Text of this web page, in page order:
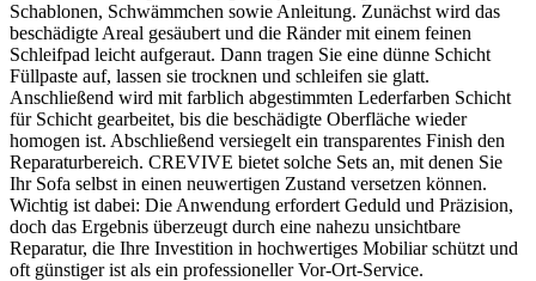
Schablonen, Schwämmchen sowie Anleitung. Zunächst wird das
beschädigte Areal gesäubert und die Ränder mit einem feinen
Schleifpad leicht aufgeraut. Dann tragen Sie eine dünne Schicht
Füllpaste auf, lassen sie trocknen und schleifen sie glatt.
Anschließend wird mit farblich abgestimmten Lederfarben Schicht
für Schicht gearbeitet, bis die beschädigte Oberfläche wieder
homogen ist. Abschließend versiegelt ein transparentes Finish den
Reparaturbereich. CREVIVE bietet solche Sets an, mit denen Sie
Ihr Sofa selbst in einen neuwertigen Zustand versetzen können.
Wichtig ist dabei: Die Anwendung erfordert Geduld und Präzision,
doch das Ergebnis überzeugt durch eine nahezu unsichtbare
Reparatur, die Ihre Investition in hochwertiges Mobiliar schützt und
oft günstiger ist als ein professioneller Vor-Ort-Service.